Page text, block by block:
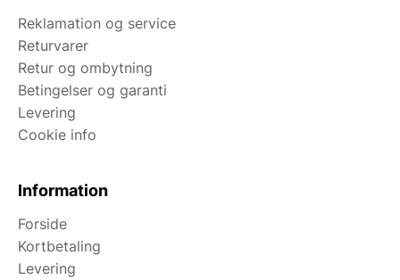
Reklamation og service
Returvarer
Retur og ombytning
Betingelser og garanti
Levering
Cookie info
Information
Forside
Kortbetaling
Levering